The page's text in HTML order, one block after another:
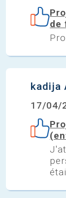
de
kadija
17/04/